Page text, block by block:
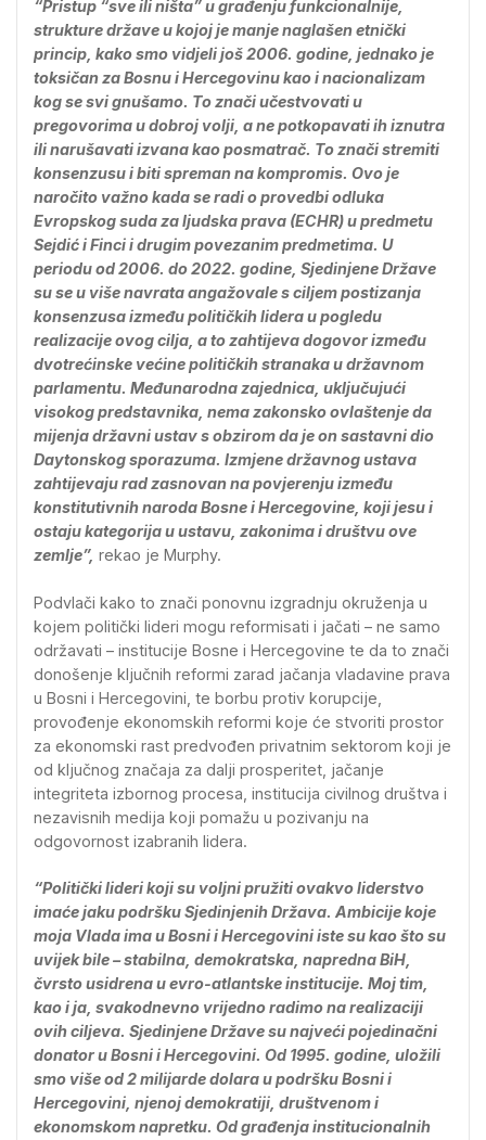
“Pristup “sve ili ništa” u građenju funkcionalnije,
strukture države u kojoj je manje naglašen etnički
princip, kako smo vidjeli još 2006. godine, jednako je
toksičan za Bosnu i Hercegovinu kao i nacionalizam
kog se svi gnušamo. To znači učestvovati u
pregovorima u dobroj volji, a ne potkopavati ih iznutra
ili narušavati izvana kao posmatrač. To znači stremiti
konsenzusu i biti spreman na kompromis. Ovo je
naročito važno kada se radi o provedbi odluka
Evropskog suda za ljudska prava (ECHR) u predmetu
Sejdić i Finci i drugim povezanim predmetima. U
periodu od 2006. do 2022. godine, Sjedinjene Države
su se u više navrata angažovale s ciljem postizanja
konsenzusa između političkih lidera u pogledu
realizacije ovog cilja, a to zahtijeva dogovor između
dvotrećinske većine političkih stranaka u državnom
parlamentu. Međunarodna zajednica, uključujući
visokog predstavnika, nema zakonsko ovlaštenje da
mijenja državni ustav s obzirom da je on sastavni dio
Daytonskog sporazuma. Izmjene državnog ustava
zahtijevaju rad zasnovan na povjerenju između
konstitutivnih naroda Bosne i Hercegovine, koji jesu i
ostaju kategorija u ustavu, zakonima i društvu ove
zemlje”, rekao je Murphy.
Podvlači kako to znači ponovnu izgradnju okruženja u
kojem politički lideri mogu reformisati i jačati – ne samo
održavati – institucije Bosne i Hercegovine te da to znači
donošenje ključnih reformi zarad jačanja vladavine prava
u Bosni i Hercegovini, te borbu protiv korupcije,
provođenje ekonomskih reformi koje će stvoriti prostor
za ekonomski rast predvođen privatnim sektorom koji je
od ključnog značaja za dalji prosperitet, jačanje
integriteta izbornog procesa, institucija civilnog društva i
nezavisnih medija koji pomažu u pozivanju na
odgovornost izabranih lidera.
“Politički lideri koji su voljni pružiti ovakvo liderstvo
imaće jaku podršku Sjedinjenih Država. Ambicije koje
moja Vlada ima u Bosni i Hercegovini iste su kao što su
uvijek bile – stabilna, demokratska, napredna BiH,
čvrsto usidrena u evro-atlantske institucije. Moj tim,
kao i ja, svakodnevno vrijedno radimo na realizaciji
ovih ciljeva. Sjedinjene Države su najveći pojedinačni
donator u Bosni i Hercegovini. Od 1995. godine, uložili
smo više od 2 milijarde dolara u podršku Bosni i
Hercegovini, njenoj demokratiji, društvenom i
ekonomskom napretku. Od građenja institucionalnih